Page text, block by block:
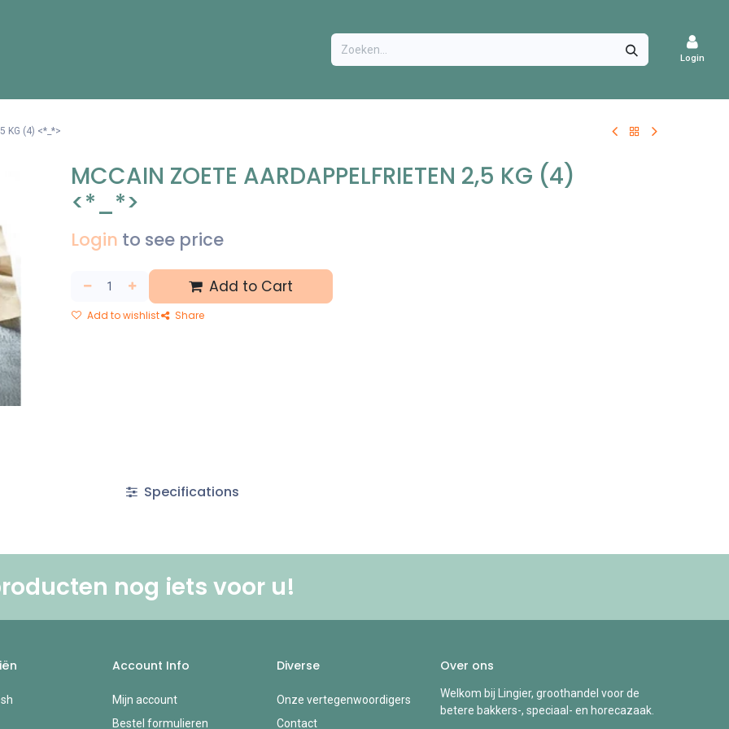
VACATURES
Login
KG (4) <*_*>
MCCAIN ZOETE AARDAPPELFRIETEN 2,5 KG (4)
<*_*>
Login to see price
Add to Cart
Add to wishlist Share
Specifications
nog iets voor u!
Account Info
Mijn account
Bestel formulieren
Diverse
Onze vertegenwoordigers
Contact
Over ons
Welkom bij Lingier, groothandel voor de
betere bakkers-, speciaal- en horecazaak.